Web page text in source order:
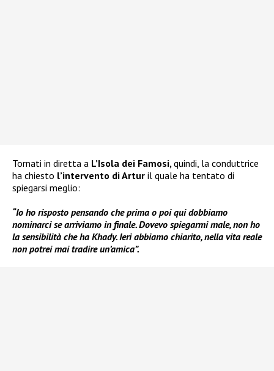
Tornati in diretta a L’Isola dei Famosi,quindi, la conduttrice
ha chiesto l’intervento di Artur il quale ha tentato di
spiegarsi meglio:
“Io ho risposto pensando che prima o poi qui dobbiamo
nominarci se arriviamo in finale. Dovevo spiegarmi male, non ho
la sensibilità che ha Khady. Ieri abbiamo chiarito, nella vita reale
non potrei mai tradire un’amica”.